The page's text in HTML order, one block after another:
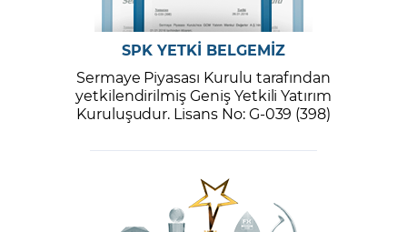
SPK YETKİ BELGEMİZ
Sermaye Piyasası Kurulu tarafından
yetkilendirilmiş Geniş Yetkili Yatırım
Kuruluşudur. Lisans No: G-039 (398)